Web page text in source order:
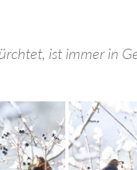
ist immer in